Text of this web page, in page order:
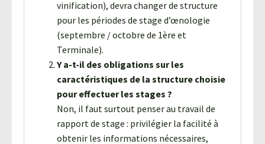
vinification), devra changer de structure
pour les périodes de stage d’œnologie
(septembre / octobre de 1ère et
Terminale).
Y a-t-il des obligations sur les
caractéristiques de la structure choisie
pour effectuer les stages ?
Non, il faut surtout penser au travail de
rapport de stage : privilégier la facilité à
obtenir les informations nécessaires,